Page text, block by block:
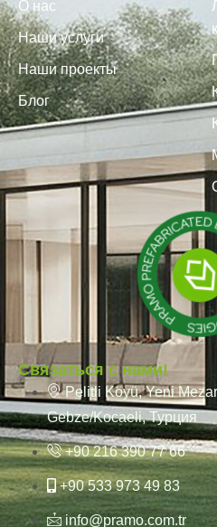
О нас
Наши услуги
Наши проекты
Блог
Связаться с нами!
Pelitli Köyü, Yeni
Gebze/Kocaeli, Турция
+90 216 390 77 66
+90 533 973 49 83
info@pramo.com.tr